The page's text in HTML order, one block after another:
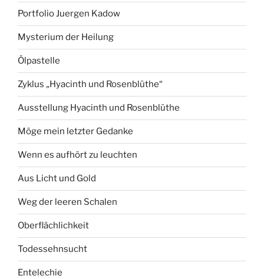
Portfolio Juergen Kadow
Mysterium der Heilung
Ölpastelle
Zyklus „Hyacinth und Rosenblüthe“
Ausstellung Hyacinth und Rosenblüthe
Möge mein letzter Gedanke
Wenn es aufhört zu leuchten
Aus Licht und Gold
Weg der leeren Schalen
Oberflächlichkeit
Todessehnsucht
Entelechie